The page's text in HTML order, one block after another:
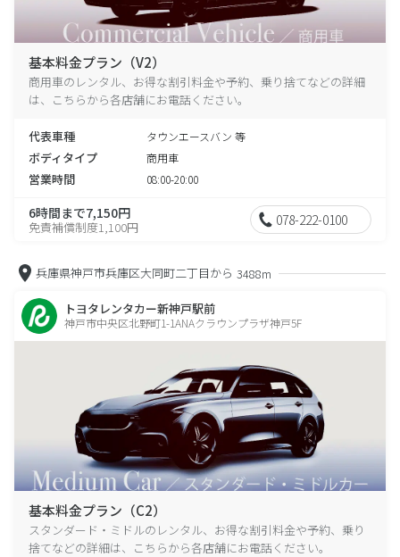
基本料金プラン（V2）
商用車のレンタル、お得な割引料金や予約、乗り捨てなどの詳細
は、こちらから各店舗にお電話ください。
代表車種 タウンエースバン 等
ボディタイプ 商用車
営業時間 08:00-20:00
6時間まで7,150円
免責補償制度1,100円 078-222-0100
兵庫県神戸市兵庫区大同町二丁目から 3488m
トヨタレンタカー新神戸駅前
神戸市中央区北野町1-1ANAクラウンプラザ神戸5F
基本料金プラン（C2）
スタンダード・ミドルのレンタル、お得な割引料金や予約、乗り
捨てなどの詳細は、こちらから各店舗にお電話ください。